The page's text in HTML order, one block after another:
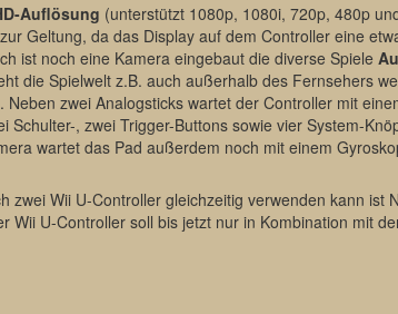
Auflösung (unterstützt 1080p, 1080i, 720p, 480p
Geltung, da das Display auf dem Controller eine
ist noch eine Kamera eingebaut die diverse Spiele
die Spielwelt z.B. auch außerhalb des Fernsehers
Neben zwei Analogsticks wartet der Controller mit
Schulter-, zwei Trigger-Buttons sowie vier System-
wartet das Pad außerdem noch mit einem
zwei Wii U-Controller gleichzeitig verwenden kann ist
Wii U-Controller soll bis jetzt nur in Kombination mit